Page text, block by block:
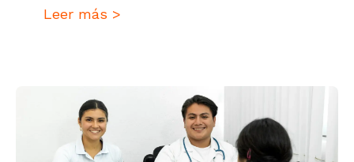
Leer más >